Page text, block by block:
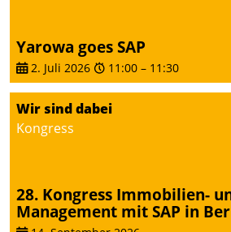
Yarowa goes SAP
2. Juli 2026 11:00 – 11:30
Wir sind dabei
Kongress
28. Kongress Immobilien-
Management mit SAP in